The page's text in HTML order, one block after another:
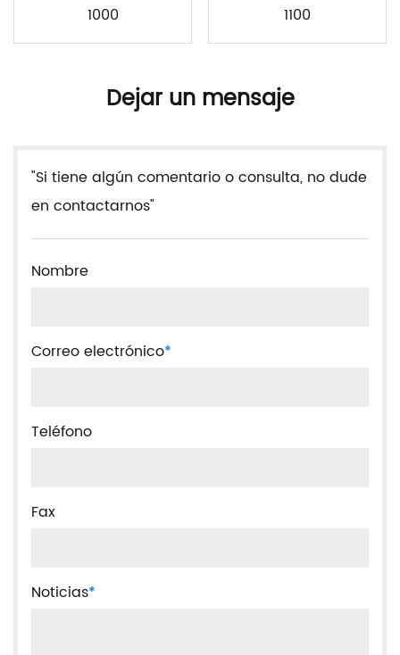
1000
1100
Dejar un mensaje
"Si tiene algún comentario o consulta, no dude
en contactarnos"
Nombre
Correo electrónico*
Teléfono
Fax
Noticias*